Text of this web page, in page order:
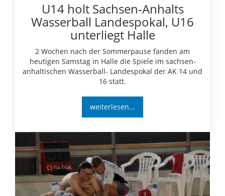
U14 holt Sachsen-Anhalts
Wasserball Landespokal, U16
unterliegt Halle
2 Wochen nach der Sommerpause fanden am
heutigen Samstag in Halle die Spiele im sachsen-
anhaltischen Wasserball- Landespokal der AK 14 und
16 statt.
weiterlesen...